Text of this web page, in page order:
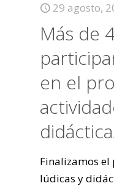
29 agosto,
Más de
en el
Finalizamos
lúdicas y